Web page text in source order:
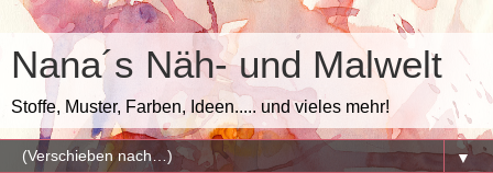
Nana´s Näh- und Malwelt
Stoffe, Muster, Farben, Ideen..... und vieles mehr!
▼